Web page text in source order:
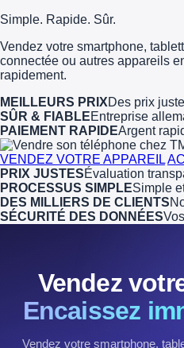
Simple. Rapide. Sûr.
Vendez votre smartphone,
connectée ou autres appareils
rapidement.
MEILLEURS PRIXDes prix
SÛR & FIABLEEntreprise
PAIEMENT RAPIDEArgent
VENDEZ VOTRE APPAREIL
PRIX JUSTESÉvaluation
PROCESSUS SIMPLESimple
DES MILLIERS DE CLIENTS
SÉCURITÉ DES DONNÉES
Vendez
Encaissez
Vendez votre smartphone,